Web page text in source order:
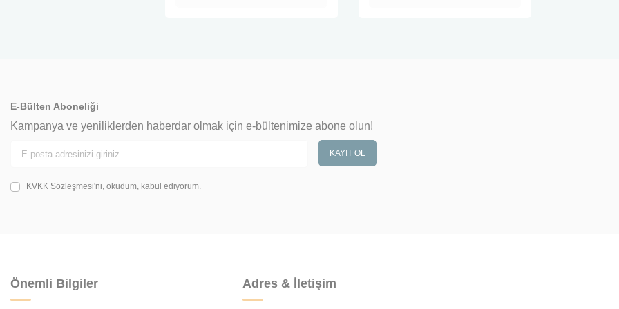
E-Bülten Aboneliği
Kampanya ve yeniliklerden haberdar olmak için e-bültenimize abone olun!
KAYIT OL
KVKK Sözleşmesi'ni, okudum, kabul ediyorum.
Önemli Bilgiler Adres & İletişim